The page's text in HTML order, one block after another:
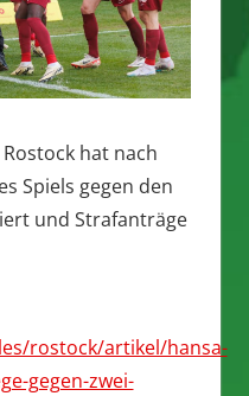
hat nach
Spiels gegen den
und Strafanträge
rostock/artikel/hansa-
gegen-zwei-